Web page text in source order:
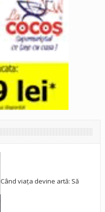
Când viața devine artă: Să